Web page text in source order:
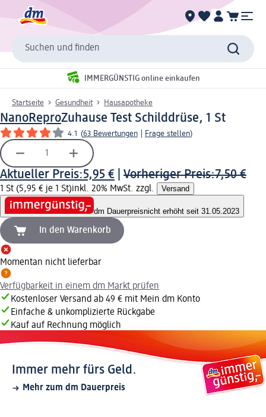
Suchen und finden
IMMERGÜNSTIG online einkaufen
Startseite Gesundheit Hausapotheke
NanoReproZuhause Test Schilddrüse, 1 St
4.1 (63 Bewertungen Frage stellen)
Aktueller Preis:5,95 € Vorheriger Preis:7,50 €
1 St (5,95 € je 1 St)inkl. 20% MwSt. zzgl. Versand
dm Dauerpreisnicht erhöht seit 31.05.2023
In den Warenkorb
Momentan nicht lieferbar
Verfügbarkeit in einem dm Markt prüfen
Kostenloser Versand ab 49 € mit Mein dm Konto
Einfache & unkomplizierte Rückgabe
Kauf auf Rechnung möglich
Immer mehr fürs Geld.
Mehr zum dm Dauerpreis